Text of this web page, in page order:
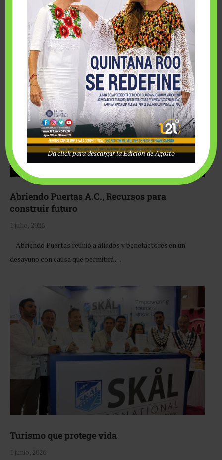
Fairmont Mayakoba y Make-A-Wish México unieron
esfuerzos para hacer realidad el deseo de una …
Abriendo Puertas A.C., Recursos para
construir futuro
1 julio, 2026
Abriendo Puertas reunió a aliados y benefactores en un
desayuno con causa que permitirá …
Turismo que protege vida
1 junio, 2026
Da click para descargar la Edición de Agosto